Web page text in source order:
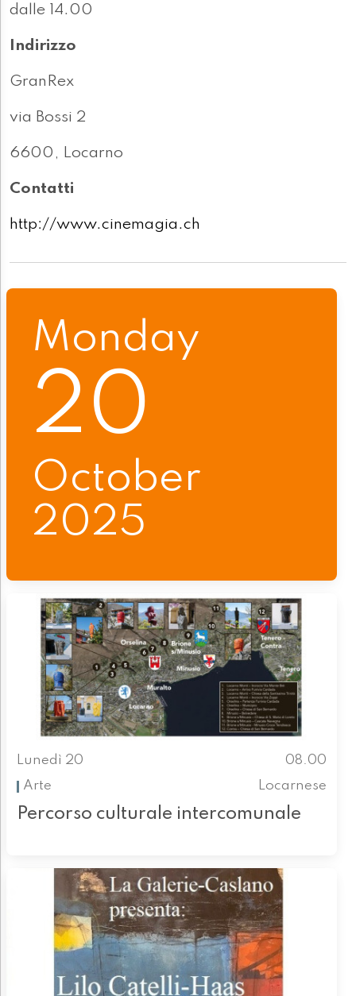
dalle 14.00
Indirizzo
GranRex
via Bossi 2
6600, Locarno
Contatti
http://www.cinemagia.ch
Monday
20
October
2025
Lunedì 20
08.00
Arte
Locarnese
Percorso culturale intercomunale